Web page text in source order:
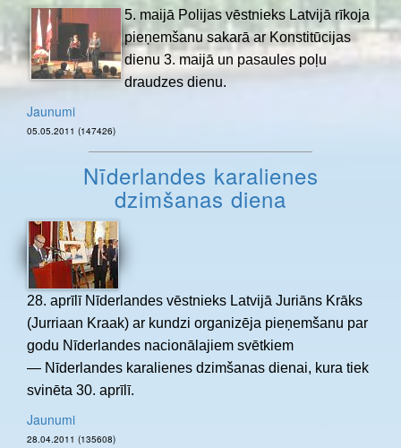
5. maijā Polijas vēstnieks Latvijā rīkoja
pieņemšanu sakarā ar Konstitūcijas
dienu 3. maijā un pasaules poļu
draudzes dienu.
Jaunumi
05.05.2011 (147426)
Nīderlandes karalienes
dzimšanas diena
28. aprīlī Nīderlandes vēstnieks Latvijā Juriāns Krāks
(Jurriaan Kraak) ar kundzi organizēja pieņemšanu par
godu Nīderlandes nacionālajiem svētkiem
— Nīderlandes karalienes dzimšanas dienai, kura tiek
svinēta 30. aprīlī.
Jaunumi
28.04.2011 (135608)